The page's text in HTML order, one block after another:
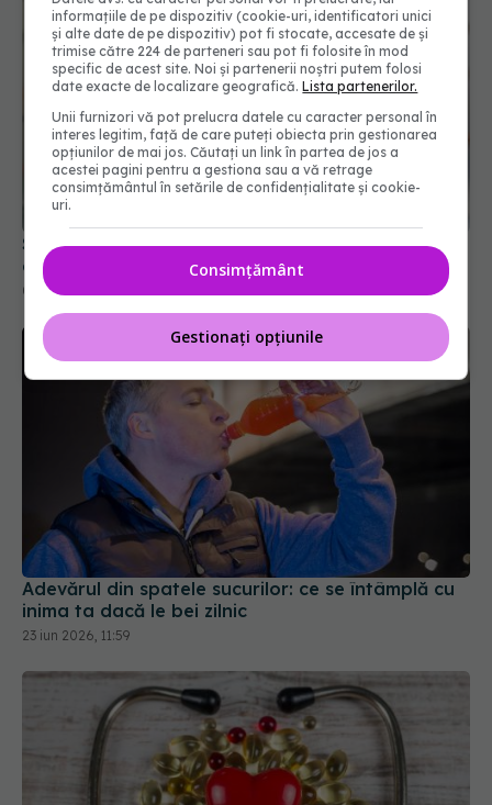
Secretul din ADN-ul inimii: de ce unii pacienți
dezvoltă forme grave de boală
05 iun 2026, 11:49
Adevărul din spatele sucurilor: ce se întâmplă cu
inima ta dacă le bei zilnic
23 iun 2026, 11:59
informațiile de pe dispozitiv (cookie-uri, identificatori unici
și alte date de pe dispozitiv) pot fi stocate, accesate de și
trimise către 224 de parteneri sau pot fi folosite în mod
specific de acest site. Noi și partenerii noștri putem folosi
date exacte de localizare geografică.Lista partenerilor.
Unii furnizori vă pot prelucra datele cu caracter personal în
interes legitim, față de care puteți obiecta prin gestionarea
opțiunilor de mai jos. Căutați un link în partea de jos a
acestei pagini pentru a gestiona sau a vă retrage
consimțământul în setările de confidențialitate și cookie-
uri.
Consimțământ
Gestionați opțiunile